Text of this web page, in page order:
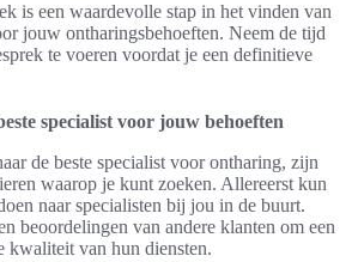
is een waardevolle stap in het vinden van
jouw ontharingsbehoeften. Neem de tijd
te voeren voordat je een definitieve
specialist voor jouw behoeften
de beste specialist voor ontharing, zijn
waarop je kunt zoeken. Allereerst kun
naar specialisten bij jou in de buurt.
beoordelingen van andere klanten om een
kwaliteit van hun diensten.